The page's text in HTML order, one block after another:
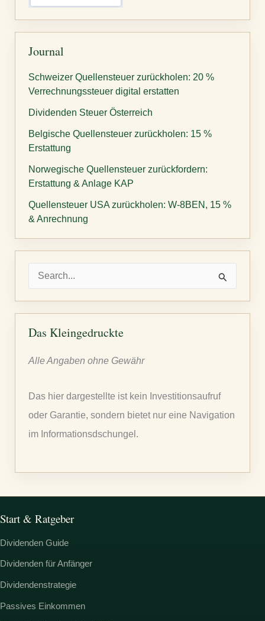
Journal
Schweizer Quellensteuer zurückholen: 20 %
Verrechnungssteuer digital erstatten
Dividenden Steuer Österreich
Belgische Quellensteuer zurückholen: 15 %
Erstattung
Norwegische Quellensteuer zurückfordern:
Erstattung & Anlage KAP
Quellensteuer USA zurückholen: W-8BEN, 15 %
& Anrechnung
h
n
Das Kleingedruckte
Alle Angaben ohne Gewähr
Das hier dargestellte ist kein Investitionsaufruf
oder Garantie, sondern bietet nur eine Navigation
im Informationsdschungel.
Start & Ratgeber
Dividenden Guide
Dividenden für Anfänger
Dividendenstrategie
Passives Einkommen